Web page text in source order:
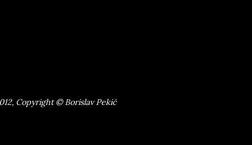
Copyright © Borislav Pekić